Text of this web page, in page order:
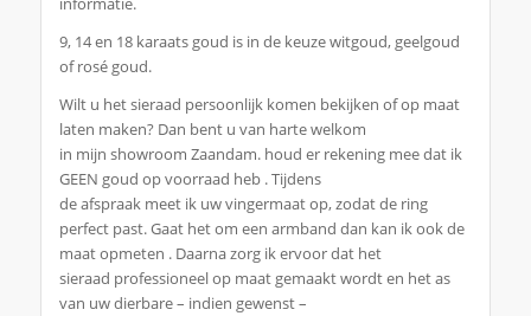
9, 14 en 18 karaats goud is in de keuze witgoud, geelgoud
of rosé goud.
Wilt u het sieraad persoonlijk komen bekijken of op maat
laten maken? Dan bent u van harte welkom
in mijn showroom Zaandam. houd er rekening mee dat ik
GEEN goud op voorraad heb . Tijdens
de afspraak meet ik uw vingermaat op, zodat de ring
perfect past. Gaat het om een armband dan kan ik ook de
maat opmeten . Daarna zorg ik ervoor dat het
sieraad professioneel op maat gemaakt wordt en het as
van uw dierbare – indien gewenst –